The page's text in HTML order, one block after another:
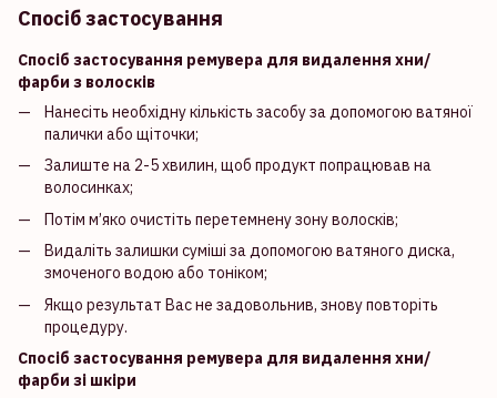
Спосіб застосування
Спосіб застосування ремувера для видалення хни/
фарби з волосків
Нанесіть необхідну кількість засобу за допомогою ватяної
палички або щіточки;
Залиште на 2-5 хвилин, щоб продукт попрацював на
волосинках;
Потім м’яко очистіть перетемнену зону волосків;
Видаліть залишки суміші за допомогою ватяного диска,
змоченого водою або тоніком;
Якщо результат Вас не задовольнив, знову повторіть
процедуру.
Спосіб застосування ремувера для видалення хни/
фарби зі шкіри